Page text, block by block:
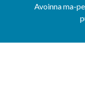
Avoinna ma-